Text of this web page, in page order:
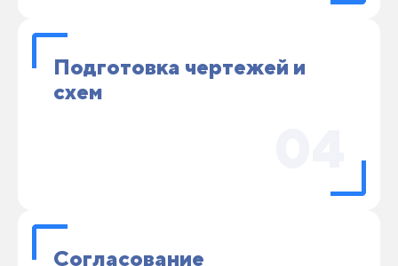
Подготовка чертежей и
схем
Согласование